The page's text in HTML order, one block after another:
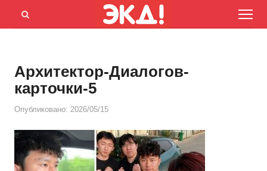
Menu
Открыть
Архитектор-Диалогов-
карточки-5
Опубликовано: 2026/05/15